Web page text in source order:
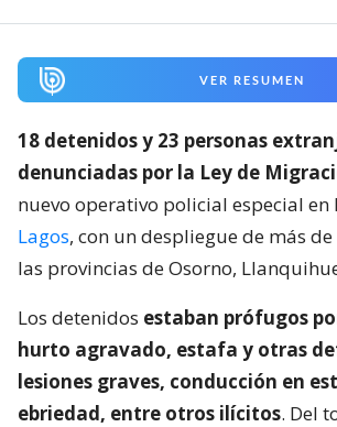
VER RESUMEN
18 detenidos y 23 personas
denunciadas por la Ley de
nuevo operativo policial especial en
Lagos, con un despliegue de más
las provincias de Osorno,
Los detenidos estaban prófugos
hurto agravado, estafa y otras
lesiones graves, conducción en
ebriedad, entre otros ilícitos. Del